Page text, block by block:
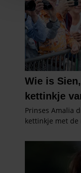
personaliseren,
en om ons
informatie over uw
partners voor
partners kunnen
informatie die u
verzameld op
gaat akkoord met